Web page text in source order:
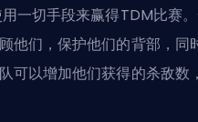
一切手段来赢得TDM比赛
他们，保护他们的背部，同
可以增加他们获得的杀敌数